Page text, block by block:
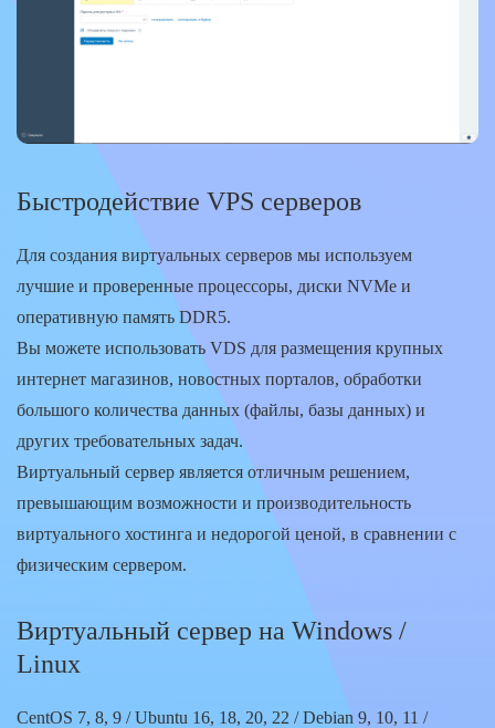
Быстродействие VPS серверов
Для создания виртуальных серверов мы используем
лучшие и проверенные процессоры, диски NVMe и
оперативную память DDR5.
Вы можете использовать VDS для размещения крупных
интернет магазинов, новостных порталов, обработки
большого количества данных (файлы, базы данных) и
других требовательных задач.
Виртуальный сервер является отличным решением,
превышающим возможности и производительность
виртуального хостинга и недорогой ценой, в сравнении с
физическим сервером.
Виртуальный сервер на Windows /
Linux
CentOS 7, 8, 9 / Ubuntu 16, 18, 20, 22 / Debian 9, 10, 11 /